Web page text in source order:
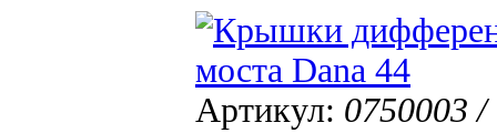
Артикул: 0750003